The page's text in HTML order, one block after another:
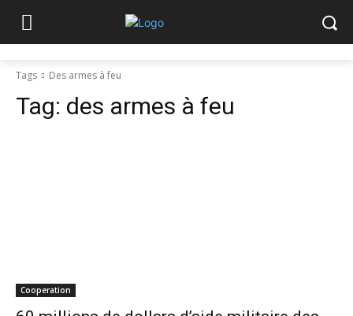
Tags Des armes à feu
Tag: des armes à feu
Cooperation